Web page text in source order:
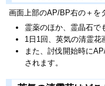
画面上部のAP/BP右の＋を
霊薬のほか、霊晶石で
1日1回、英気の清霊花
また、討伐開始時に
されます。